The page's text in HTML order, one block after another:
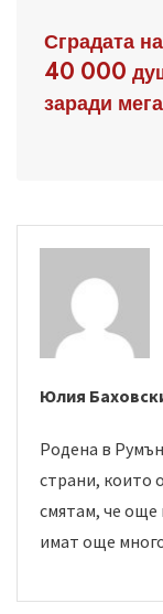
Сградата
40 000
заради
Юлия
Родена в
страни, които
смятам, че още
имат още